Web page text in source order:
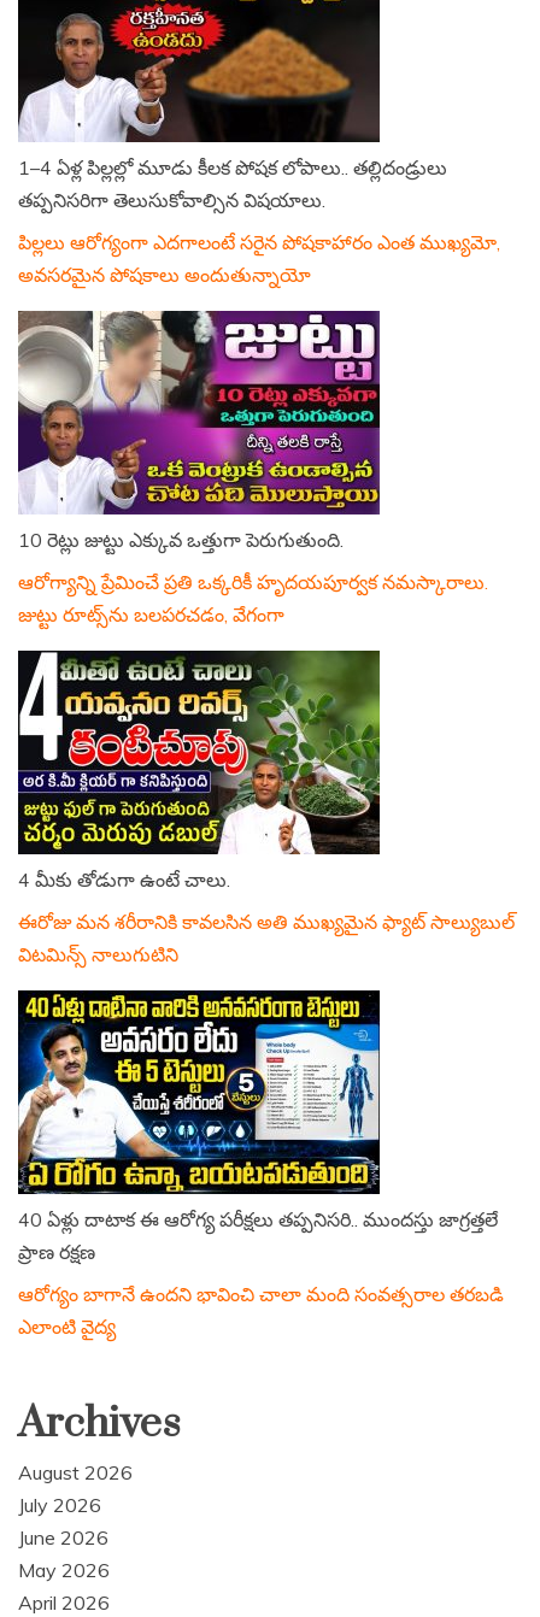
1–4 ఏళ్ల పిల్లల్లో మూడు కీలక పోషక లోపాలు.. తల్లిదండ్రులు
తప్పనిసరిగా తెలుసుకోవాల్సిన విషయాలు.
పిల్లలు ఆరోగ్యంగా ఎదగాలంటే సరైన పోషకాహారం ఎంత ముఖ్యమో,
అవసరమైన పోషకాలు అందుతున్నాయో
10 రెట్లు జుట్టు ఎక్కువ ఒత్తుగా పెరుగుతుంది.
ఆరోగ్యాన్ని ప్రేమించే ప్రతి ఒక్కరికీ హృదయపూర్వక నమస్కారాలు.
జుట్టు రూట్స్‌ను బలపరచడం, వేగంగా
4 మీకు తోడుగా ఉంటే చాలు.
ఈరోజు మన శరీరానికి కావలసిన అతి ముఖ్యమైన ఫ్యాట్ సాల్యుబుల్
విటమిన్స్ నాలుగుటిని
40 ఏళ్లు దాటాక ఈ ఆరోగ్య పరీక్షలు తప్పనిసరి.. ముందస్తు జాగ్రత్తలే
ప్రాణ రక్షణ
ఆరోగ్యం బాగానే ఉందని భావించి చాలా మంది సంవత్సరాల తరబడి
ఎలాంటి వైద్య
Archives
August 2026
July 2026
June 2026
May 2026
April 2026